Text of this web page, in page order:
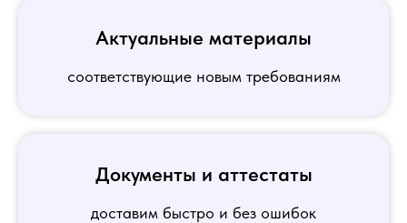
Актуальные материалы
соответствующие новым требованиям
Документы и аттестаты
доставим быстро и без ошибок